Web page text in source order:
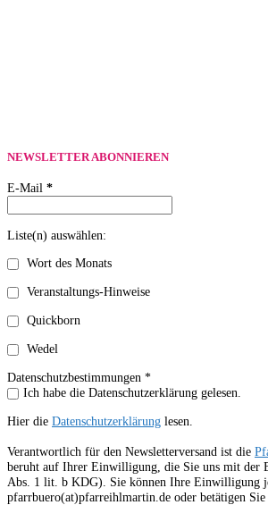
NEWSLETTER ABONNIEREN
E-Mail *
Liste(n) auswählen:
Wort des Monats
Veranstaltungs-Hinweise
Quickborn
Wedel
Datenschutzbestimmungen *
Ich habe die Datenschutzerklärung gelesen.
Hier die Datenschutzerklärung lesen.
Verantwortlich für den Newsletterversand ist die
beruht auf Ihrer Einwilligung, die Sie uns mit der
Abs. 1 lit. b KDG). Sie können Ihre Einwilligung
pfarrbuero(at)pfarreihlmartin.de oder betätigen